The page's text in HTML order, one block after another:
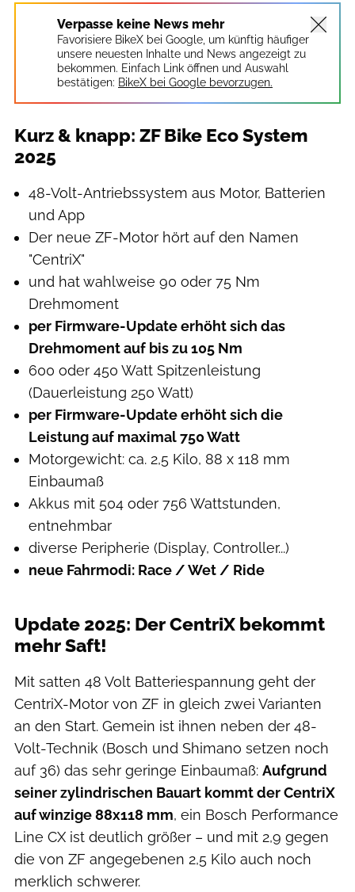
Verpasse keine News mehr
Favorisiere BikeX bei Google, um künftig häufiger
unsere neuesten Inhalte und News angezeigt zu
bekommen. Einfach Link öffnen und Auswahl
bestätigen: BikeX bei Google bevorzugen.
Kurz & knapp: ZF Bike Eco System
2025
48-Volt-Antriebssystem aus Motor, Batterien
und App
Der neue ZF-Motor hört auf den Namen
"CentriX"
und hat wahlweise 90 oder 75 Nm
Drehmoment
per Firmware-Update erhöht sich das
Drehmoment auf bis zu 105 Nm
600 oder 450 Watt Spitzenleistung
(Dauerleistung 250 Watt)
per Firmware-Update erhöht sich die
Leistung auf maximal 750 Watt
Motorgewicht: ca. 2,5 Kilo, 88 x 118 mm
Einbaumaß
Akkus mit 504 oder 756 Wattstunden,
entnehmbar
diverse Peripherie (Display, Controller...)
neue Fahrmodi: Race / Wet / Ride
Update 2025: Der CentriX bekommt
mehr Saft!
Mit satten 48 Volt Batteriespannung geht der
CentriX-Motor von ZF in gleich zwei Varianten
an den Start. Gemein ist ihnen neben der 48-
Volt-Technik (Bosch und Shimano setzen noch
auf 36) das sehr geringe Einbaumaß: Aufgrund
seiner zylindrischen Bauart kommt der CentriX
auf winzige 88x118 mm, ein Bosch Performance
Line CX ist deutlich größer – und mit 2,9 gegen
die von ZF angegebenen 2,5 Kilo auch noch
merklich schwerer.